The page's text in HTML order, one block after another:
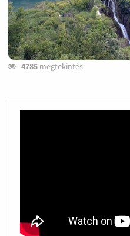
4785megtekintés